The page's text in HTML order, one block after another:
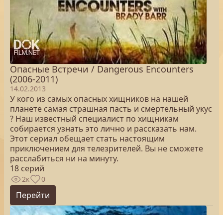
Опасные Встречи / Dangerous Encounters
(2006-2011)
14.02.2013
У кого из самых опасных хищников на нашей
планете самая страшная пасть и смертельный укус
? Наш известный специалист по хищникам
собирается узнать это лично и рассказать нам.
Этот сериал обещает стать настоящим
приключением для телезрителей. Вы не сможете
расслабиться ни на минуту.
18 серий
2к 0
Перейти